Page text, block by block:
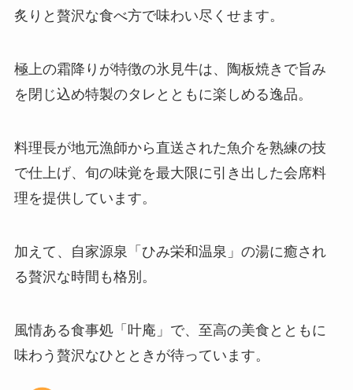
炙りと贅沢な食べ方で味わい尽くせます。
極上の霜降りが特徴の氷見牛は、陶板焼きで旨み
を閉じ込め特製のタレとともに楽しめる逸品。
料理長が地元漁師から直送された魚介を熟練の技
で仕上げ、旬の味覚を最大限に引き出した会席料
理を提供しています。
加えて、自家源泉「ひみ栄和温泉」の湯に癒され
る贅沢な時間も格別。
風情ある食事処「叶庵」で、至高の美食とともに
味わう贅沢なひとときが待っています。